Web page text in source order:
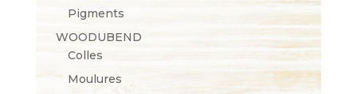
Pigments
WOODUBEND
Colles
Moulures